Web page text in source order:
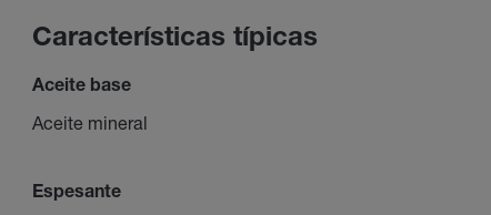
Características típicas
Aceite base
Aceite mineral
Espesante